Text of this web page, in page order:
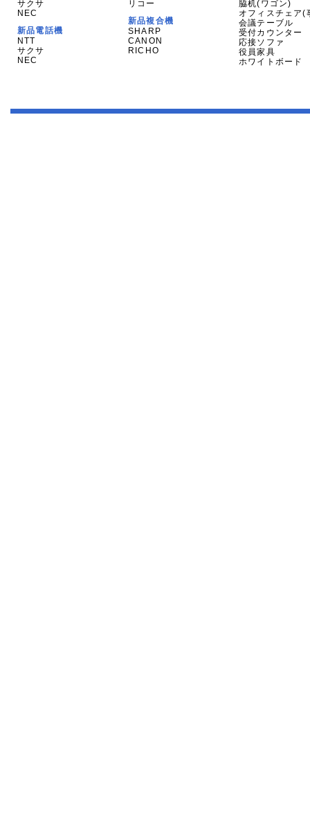
サクサ
NEC
新品電話機
NTT
サクサ
NEC
リコー
新品複合機
SHARP
CANON
RICHO
脇机(ワゴン)
オフィスチェア(
会議テーブル
受付カウンター
応接ソファ
役員家具
ホワイトボード